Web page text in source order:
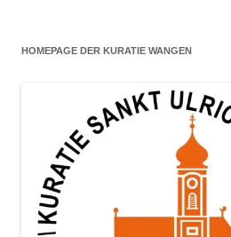
HOMEPAGE DER KURATIE WANGEN